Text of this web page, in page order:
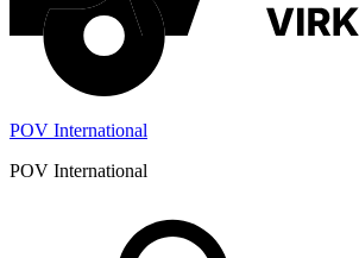
POV International
POV International